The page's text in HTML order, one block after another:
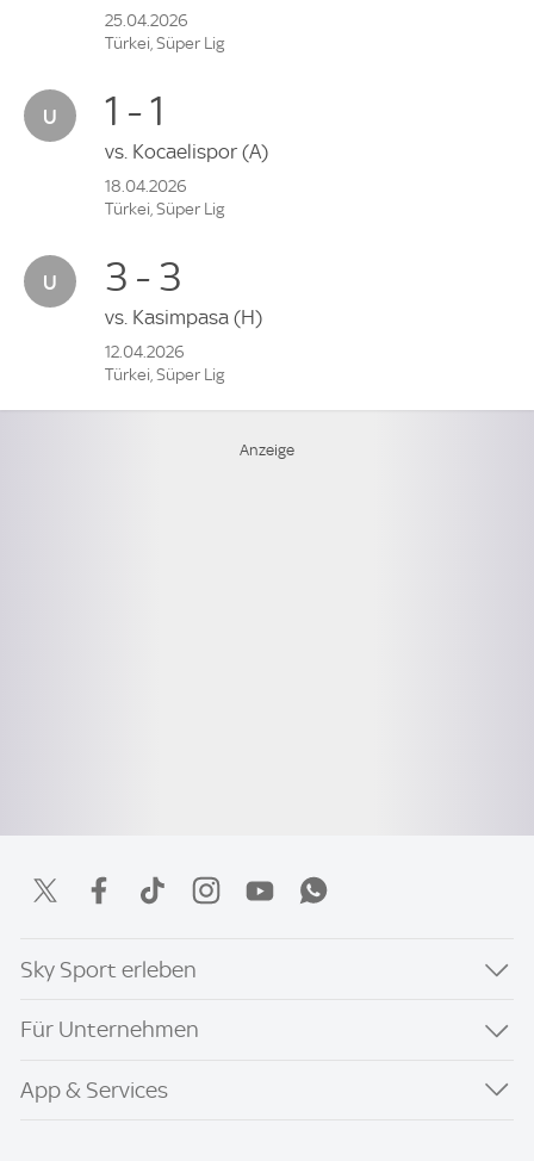
25.04.2026
Türkei, Süper Lig
1 - 1
vs. Kocaelispor (A)
18.04.2026
Türkei, Süper Lig
3 - 3
vs. Kasimpasa (H)
12.04.2026
Türkei, Süper Lig
Sky Sport erleben
Für Unternehmen
App & Services